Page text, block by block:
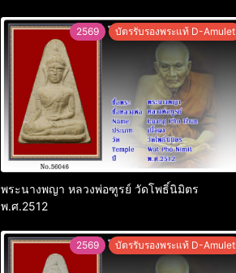
2569 บัตรรับรองพระแท้ D-Amulet
พระนางพญา หลวงพ่อฑูรย์ วัดโพธิ์นิมิตร
พ.ศ.2512
2569 บัตรรับรองพระแท้ D-Amulet